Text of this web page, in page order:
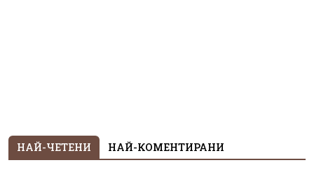
НАЙ-ЧЕТЕНИ НАЙ-КОМЕНТИРАНИ